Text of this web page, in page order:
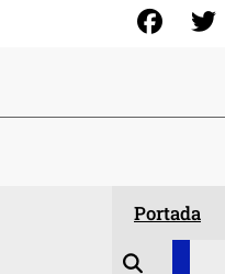
Facebook
Portada